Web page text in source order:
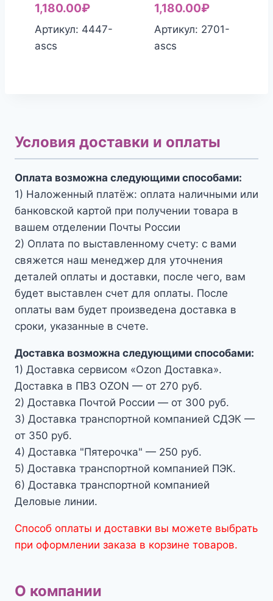
1,180.00₽
Артикул: 4447-
ascs
1,180.00₽
Артикул: 2701-
ascs
Условия доставки и оплаты
Оплата возможна следующими способами:
1) Наложенный платёж: оплата наличными или
банковской картой при получении товара в
вашем отделении Почты России
2) Оплата по выставленному счету: с вами
свяжется наш менеджер для уточнения
деталей оплаты и доставки, после чего, вам
будет выставлен счет для оплаты. После
оплаты вам будет произведена доставка в
сроки, указанные в счете.
Доставка возможна следующими способами:
1) Доставка сервисом «Ozon Доставка».
Доставка в ПВЗ OZON — от 270 руб.
2) Доставка Почтой России — от 300 руб.
3) Доставка транспортной компанией СДЭК —
от 350 руб.
4) Доставка "Пятерочка" — 250 руб.
5) Доставка транспортной компанией ПЭК.
6) Доставка транспортной компанией
Деловые линии.
Способ оплаты и доставки вы можете выбрать
при оформлении заказа в корзине товаров.
О компании